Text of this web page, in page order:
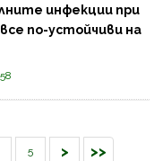
инфекции при
по-устойчиви на
5 > >>